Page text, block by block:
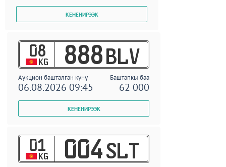
08
KG 888 BLV
Аукцион башталган күнү Баштапкы баа
06.08.2026 09:45 62 000
01
KG 004 SLT